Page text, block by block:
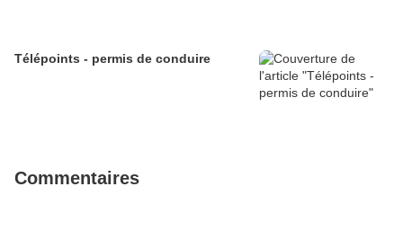
Télépoints - permis de conduire
Commentaires